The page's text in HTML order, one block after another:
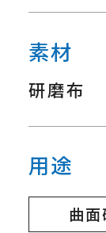
素材
研磨布
用途
曲